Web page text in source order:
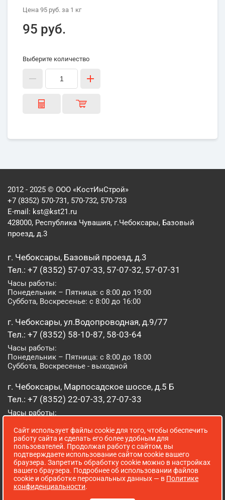
Цена 95 руб. за 1 кг
95 руб.
Выберите количество
2012 - 2025 © ООО «КостИнСтрой»
+7 (8352) 570-731, 570-732, 570-733
E-mail: kst@kst21.ru
428000, Республика Чувашия, г.Чебоксары, Базовый
проезд, д.3
г. Чебоксары, Базовый проезд, д.3
Тел.: +7 (8352) 57-07-33, 57-07-32, 57-07-31
Часы работы:
Понедельник – Пятница: с 8:00 до 19:00
Суббота, Воскресенье: с 8:00 до 16:00
г. Чебоксары, ул.Водопроводная, д.9/77
Тел.: +7 (8352) 58-10-87, 58-03-64
Часы работы:
Понедельник – Пятница: с 8:00 до 18:00
Суббота, Воскресенье - выходной
г. Чебоксары, Марпосадское шоссе, д.5 Б
Тел.: +7 (8352) 22-07-33, 27-07-33
Часы работы:
Суббота, Воскресенье: с 8:00 до 16:00
г. Йошкар-Ола, ул. Луначарского, д. 52 А
Тел.: (8362) 41-07-31
Часы работы:
Понедельник – Пятница: с 8:00 до 18:00
Сайт использует файлы cookie для того, чтобы обеспечить
работу сайта и сделать его более удобным для
пользователей. Продолжая работу с сайтом, вы
подтверждаете использование сайтом cookie вашего
браузера. Запретить обработку cookie можно в настройках
вашего браузера. Подробнее об использовании файлов
cookie и обработке персональных данных — в Политике
конфиденциальности.